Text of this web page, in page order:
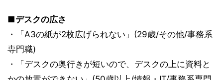
■デスクの広さ
・「A3の紙が2枚広げられない」(29歳/その他/事務系
専門職)
・「デスクの奥行きが短いので、デスクの上に資料と